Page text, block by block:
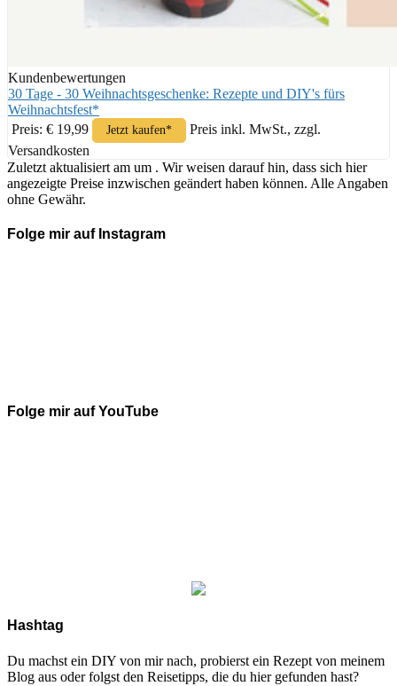
Kundenbewertungen
30 Tage - 30 Weihnachtsgeschenke: Rezepte und DIY's fürs
Weihnachtsfest*
Preis: € 19,99
Jetzt kaufen*
Preis inkl. MwSt., zzgl.
Versandkosten
Zuletzt aktualisiert am um . Wir weisen darauf hin, dass sich hier
angezeigte Preise inzwischen geändert haben können. Alle Angaben
ohne Gewähr.
Folge mir auf Instagram
Folge mir auf YouTube
Hashtag
Du machst ein DIY von mir nach, probierst ein Rezept von meinem
Blog aus oder folgst den Reisetipps, die du hier gefunden hast?